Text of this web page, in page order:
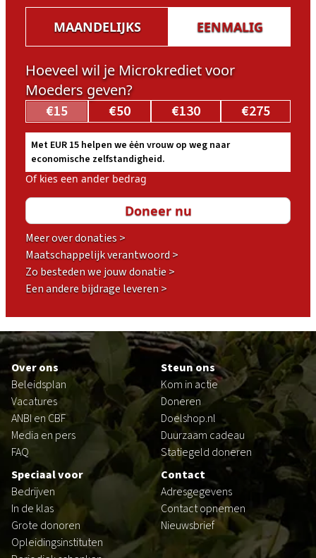
MAANDELIJKS EENMALIG
Hoeveel wil je Microkrediet voor
Moeders geven?
€15 €50 €130 €275
Met EUR 15 helpen we ėėn vrouw op weg naar
economische zelfstandigheid.
Of kies een ander bedrag
Meer over donaties >
Maatschappelijk verantwoord >
Zo besteden we jouw donatie >
Een andere bijdrage leveren >
Footer
Over ons
Beleidsplan
Vacatures
ANBI en CBF
Media en pers
FAQ
Steun ons
Kom in actie
Doneren
Doelshop.nl
Duurzaam cadeau
Statiegeld doneren
Speciaal voor
Bedrijven
In de klas
Grote donoren
Opleidingsinstituten
Contact
Adresgegevens
Contact opnemen
Nieuwsbrief